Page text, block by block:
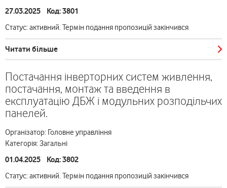
27.03.2025 Код: 3801
Статус: активний. Термін подання пропозицій закінчився
Читати більше
Постачання інверторних систем живлення,
постачання, монтаж та введення в
експлуатацію ДБЖ і модульних розподільчих
панелей.
Організатор: Головне управління
Категорія: Загальні
01.04.2025 Код: 3802
Статус: активний. Термін подання пропозицій закінчився